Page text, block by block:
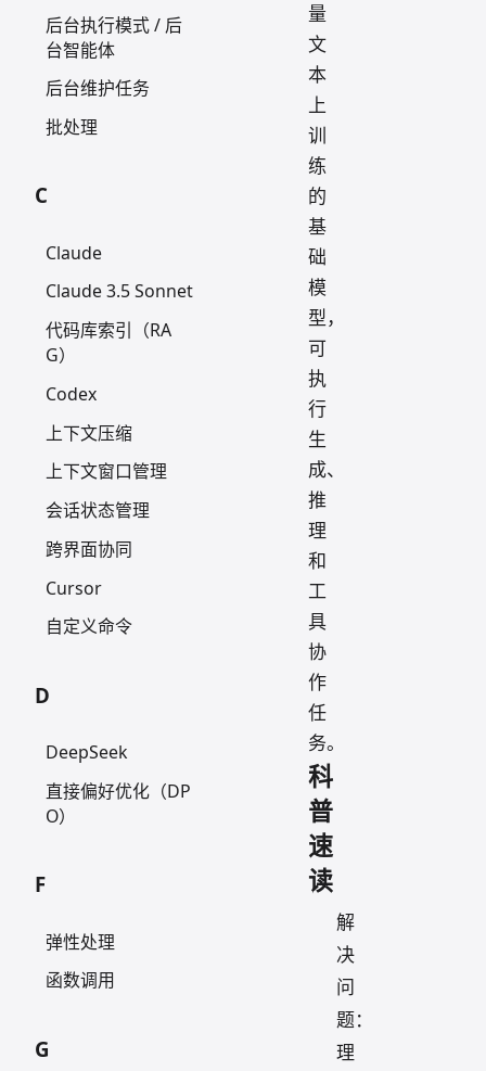
后台执行模式 / 后
台智能体
后台维护任务
批处理
C
Claude
Claude 3.5 Sonnet
代码库索引（RA
G）
Codex
上下文压缩
上下文窗口管理
会话状态管理
跨界面协同
Cursor
自定义命令
D
DeepSeek
直接偏好优化（DP
O）
F
弹性处理
函数调用
G
量
文
本
上
训
练
的
基
础
模
型，
可
执
行
生
成、
推
理
和
工
具
协
作
任
务。
科
普
速
读
解
决
问
题：
理